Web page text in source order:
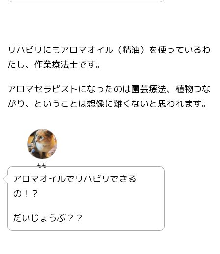
リハビリにもアロマオイル（精油）を使っているわ
たし、作業療法士です。
アロマセラピストになったのは園芸療法、植物つな
がり、ということは想像に難くないと思われます。
もも
アロマオイルでリハビリできる
の！？
だいじょうぶ？？